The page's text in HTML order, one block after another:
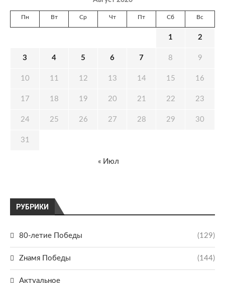
РУБРИКИ
80-летие Победы (129)
Zнамя Победы (144)
Актуальное
Пн Вт Ср Чт Пт Сб Вс
1 2
3 4 5 6 7 8 9
10 11 12 13 14 15 16
17 18 19 20 21 22 23
24 25 26 27 28 29 30
31
« Июл